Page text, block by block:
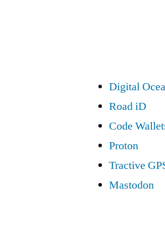
Digital
Road iD
Code
Proton
Tractive
Mastodon